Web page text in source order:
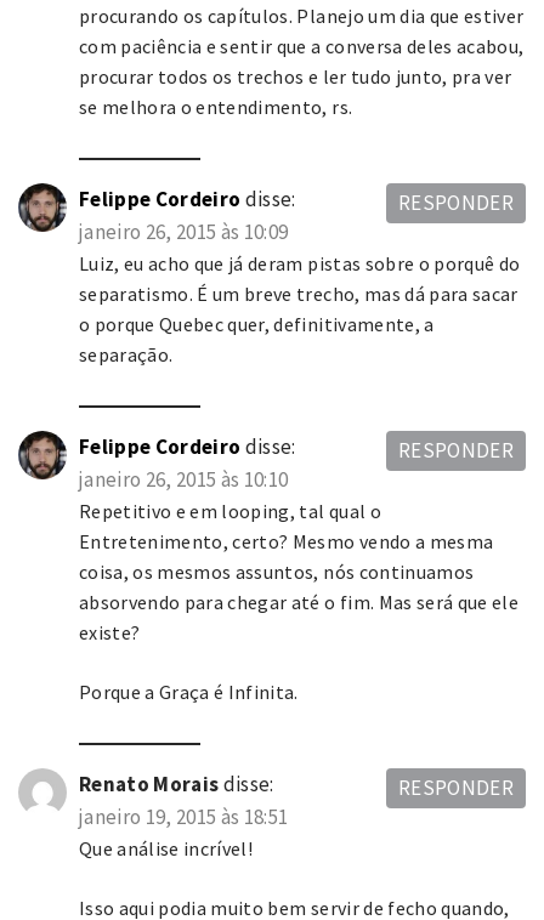
procurando os capítulos. Planejo um dia que estiver
com paciência e sentir que a conversa deles acabou,
procurar todos os trechos e ler tudo junto, pra ver
se melhora o entendimento, rs.
Felippe Cordeiro disse:
janeiro 26, 2015 às 10:09
Luiz, eu acho que já deram pistas sobre o porquê do
separatismo. É um breve trecho, mas dá para sacar
o porque Quebec quer, definitivamente, a
separação.
RESPONDER
Felippe Cordeiro disse:
janeiro 26, 2015 às 10:10
Repetitivo e em looping, tal qual o
Entretenimento, certo? Mesmo vendo a mesma
coisa, os mesmos assuntos, nós continuamos
absorvendo para chegar até o fim. Mas será que ele
existe?
Porque a Graça é Infinita.
RESPONDER
Renato Moraisdisse:
janeiro 19, 2015 às 18:51
Que análise incrível!
Isso aqui podia muito bem servir de fecho quando,
RESPONDER